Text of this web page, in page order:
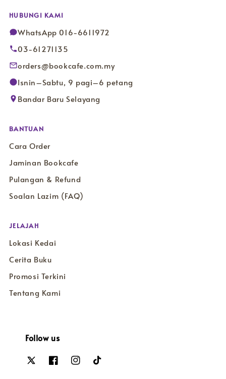
HUBUNGI KAMI
WhatsApp 016-6611972
03-61271135
orders@bookcafe.com.my
Isnin–Sabtu, 9 pagi–6 petang
Bandar Baru Selayang
BANTUAN
Cara Order
Jaminan Bookcafe
Pulangan & Refund
Soalan Lazim (FAQ)
JELAJAH
Lokasi Kedai
Cerita Buku
Promosi Terkini
Tentang Kami
Follow us